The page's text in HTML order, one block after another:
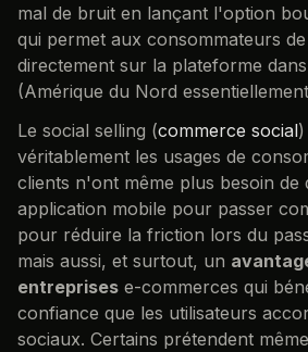
mal de bruit en lançant l'option
qui permet aux consommateurs
directement sur la plateforme
(Amérique du Nord
Le social selling (commerce social
véritablement les usages de
clients n'ont même plus besoin de
application mobile pour passer
pour réduire la friction lors du
mais aussi, et surtout, un
entreprises e-commerces qui
confiance que les utilisateurs
sociaux. Certains prétendent